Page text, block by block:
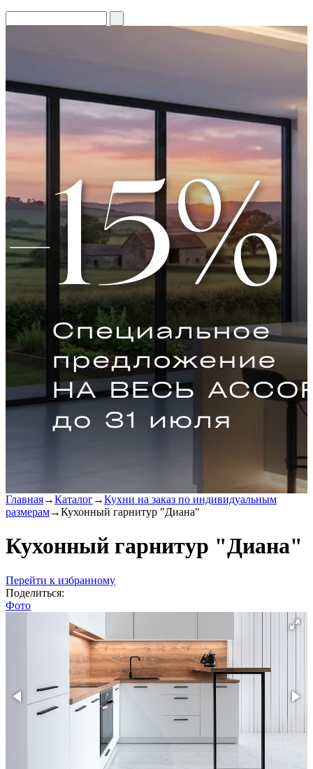
Главная→Каталог→Кухни на заказ по индивидуальным
размерам→Кухонный гарнитур "Диана"
Кухонный гарнитур "Диана"
Перейти к избранному
Поделиться:
Фото